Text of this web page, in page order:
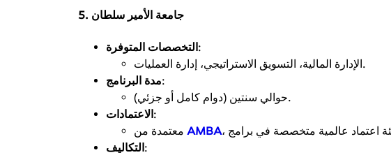
5. جامعة الأمير سلطان
التخصصات المتوفرة:
الإدارة المالية، التسويق الاستراتيجي، إدارة العمليات.
مدة البرنامج:
حوالي سنتين (دوام كامل أو جزئي).
الاعتمادات:
AMBA
التكاليف: